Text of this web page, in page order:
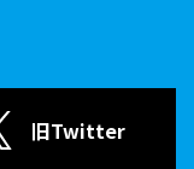
旧Twitter